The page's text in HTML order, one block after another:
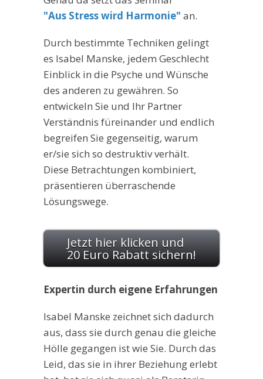
"Aus Stress wird Harmonie" an.
Durch bestimmte Techniken gelingt
es Isabel Manske, jedem Geschlecht
Einblick in die Psyche und Wünsche
des anderen zu gewähren. So
entwickeln Sie und Ihr Partner
Verständnis füreinander und endlich
begreifen Sie gegenseitig, warum
er/sie sich so destruktiv verhält.
Diese Betrachtungen kombiniert,
präsentieren überraschende
Lösungswege.
Jetzt hier klicken und
20 Euro Rabatt sichern!
Expertin durch eigene Erfahrungen
Isabel Manske zeichnet sich dadurch
aus, dass sie durch genau die gleiche
Hölle gegangen ist wie Sie. Durch das
Leid, das sie in ihrer Beziehung erlebt